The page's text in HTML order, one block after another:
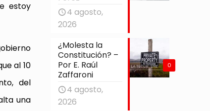
estoy
al 10
del
una
4 agosto,
2026
0
¿Molesta la
Constitución? –
Por E. Raúl
Zaffaroni
4 agosto,
2026